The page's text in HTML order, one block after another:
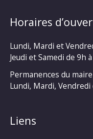
Horaires
Lundi, Mardi et
Jeudi et Samedi de 9h
Permanences du maire
Lundi, Mardi,
Liens